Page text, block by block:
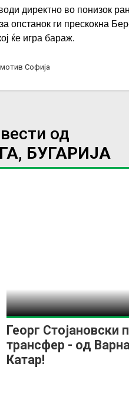
директно во понизок
опстанок ги прескокна
ќе игра бараж.
Софија
од
БУГАРИЈА
Георг Стојановски
трансфер - од
Катар!
© 2016-2026
Сите права
се заштитени со Законот за
употреба на текстови,